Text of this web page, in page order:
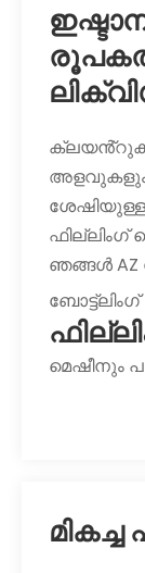
അളവുകളും
ഫില്ലിംഗ്
ഞങ്ങൾ AZ
മെഷീനും